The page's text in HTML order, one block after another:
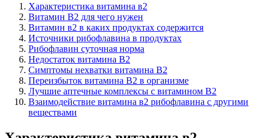
Характеристика витамина в2
Витамин B2 для чего нужен
Витамин в2 в каких продуктах содержится
Источники рибофлавина в продуктах
Рибофлавин суточная норма
Недостаток витамина В2
Симптомы нехватки витамина В2
Переизбыток витамина В2 в организме
Лучшие аптечные комплексы с витамином B2
Взаимодействие витамина в2 рибофлавина с другими
веществами